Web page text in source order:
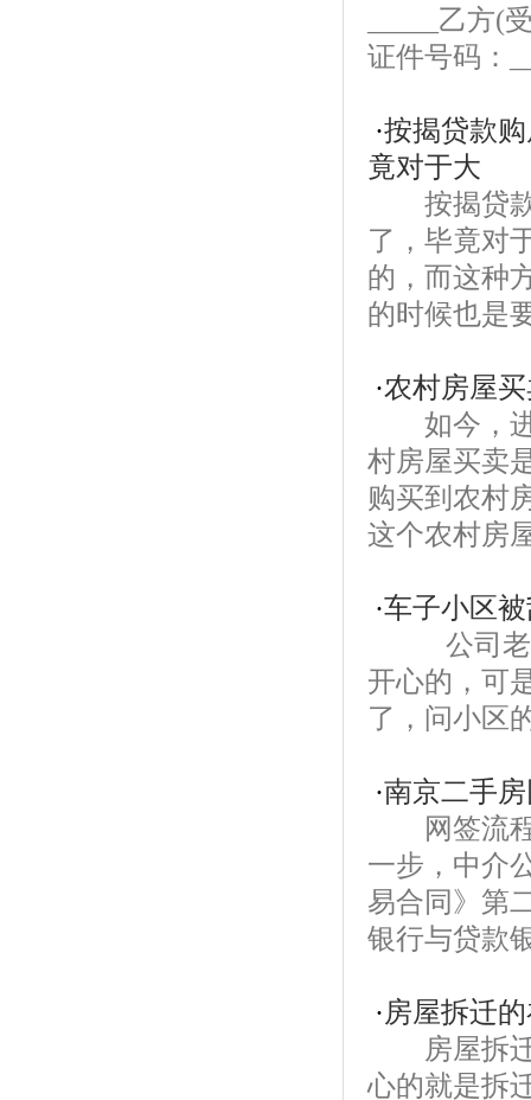
_____乙方(
证件号码：
·按揭贷款
竟对于大
按揭贷款
了，毕竟对
的，而这种
的时候也是
·农村房屋
如今，进
村房屋买卖
购买到农村
这个农村房
·车子小区
公司老总
开心的，可
了，问小区
·南京二手
网签流程
一步，中介
易合同》第
银行与贷款
·房屋拆迁
房屋拆迁
心的就是拆